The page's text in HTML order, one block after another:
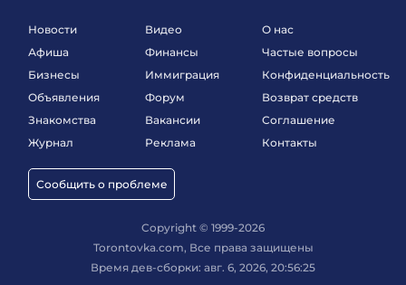
Новости
Афиша
Бизнесы
Объявления
Знакомства
Журнал
Сообщить о проблеме
Видео
Финансы
Иммиграция
Форум
Вакансии
Реклама
О нас
Частые вопросы
Конфиденциальность
Возврат средств
Соглашение
Контакты
Copyright © 1999-2026
Torontovka.com, Все права защищены
Время дев-сборки: авг. 6, 2026, 20:56:25